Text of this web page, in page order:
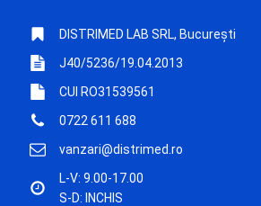
DISTRIMED LAB SRL, București
J40/5236/19.04.2013
CUI RO31539561
0722 611 688
vanzari@distrimed.ro
L-V: 9.00-17.00
S-D: INCHIS